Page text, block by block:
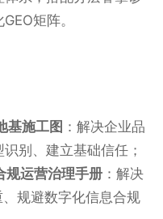
矩阵。
基施工图 ：解决企业品
别、建立基础信任；
规运营治理手册 ：解决
规避数字化信息合规